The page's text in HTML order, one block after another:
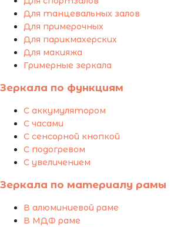
Для танцевальных залов
Для примерочных
Для парикмахерских
Для макияжа
Гримерные зеркала
Зеркала по функциям
С аккумулятором
С часами
С сенсорной кнопкой
С подогревом
С увеличением
Зеркала по материалу рамы
В алюминиевой раме
В МДФ раме